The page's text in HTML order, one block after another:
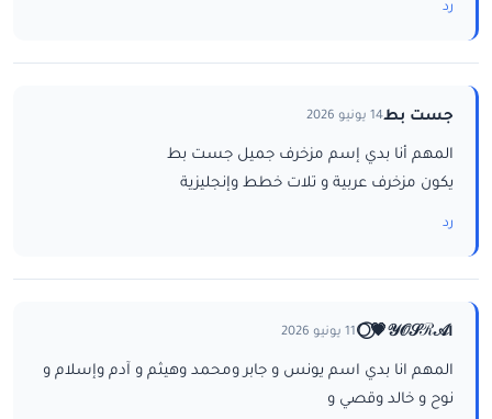
رد
جست بط14 يونيو 2026
المهم أنا بدي إسم مزخرف جميل جست بط
يكون مزخرف عربية و تلات خطط وإنجليزية
رد
ا𝒴𝒪𝒮ℛ𝒜💗⃝🌕 11 يونيو 2026
المهم انا بدي اسم يونس و جابر ومحمد وهيثم و آدم وإسلام و
نوح و خالد وقصي و